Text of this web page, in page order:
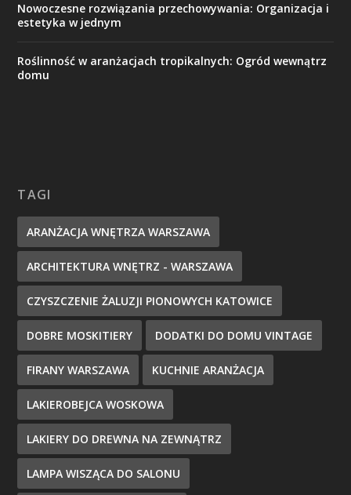
Nowoczesne rozwiązania przechowywania: Organizacja i
estetyka w jednym
Roślinność w aranżacjach tropikalnych: Ogród wewnątrz
domu
TAGI
ARANŻACJA WNĘTRZA WARSZAWA
ARCHITEKTURA WNĘTRZ - WARSZAWA
CZYSZCZENIE ŻALUZJI PIONOWYCH KATOWICE
DOBRE MOSKITIERY DODATKI DO DOMU VINTAGE
FIRANY WARSZAWA KUCHNIE ARANŻACJA
LAKIEROBEJCA WOSKOWA
LAKIERY DO DREWNA NA ZEWNĄTRZ
LAMPA WISZĄCA DO SALONU